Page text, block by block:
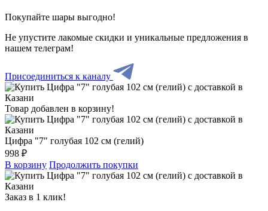
Покупайте шары выгодно!
Не упустите лакомые скидки и уникальные предложения в
нашем телеграм!
Присоединиться к каналу
Товар добавлен в корзину!
Цифра "7" голубая 102 см (гелий)
998 ₽
В корзину Продолжить покупки
Заказ в 1 клик!